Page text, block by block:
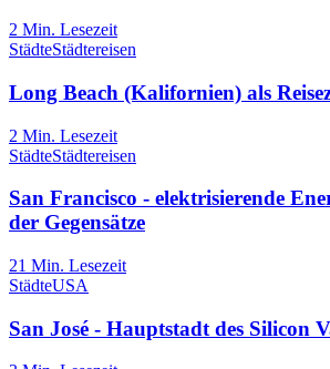
2 Min. Lesezeit
StädteStädtereisen
Long Beach (Kalifornien) als
2 Min. Lesezeit
StädteStädtereisen
San Francisco - elektrisierende
der Gegensätze
21 Min. Lesezeit
StädteUSA
San José - Hauptstadt des Silicon